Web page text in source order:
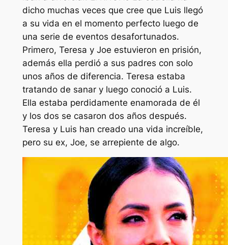
dicho muchas veces que cree que Luis llegó
a su vida en el momento perfecto luego de
una serie de eventos desafortunados.
Primero, Teresa y Joe estuvieron en prisión,
además ella perdió a sus padres con solo
unos años de diferencia. Teresa estaba
tratando de sanar y luego conoció a Luis.
Ella estaba perdidamente enamorada de él
y los dos se casaron dos años después.
Teresa y Luis han creado una vida increíble,
pero su ex, Joe, se arrepiente de algo.